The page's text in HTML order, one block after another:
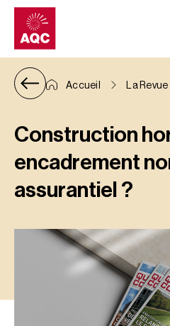
Panneau de gestion des cookies
Accueil La Revue
Construction
encadrement
assurantiel ?